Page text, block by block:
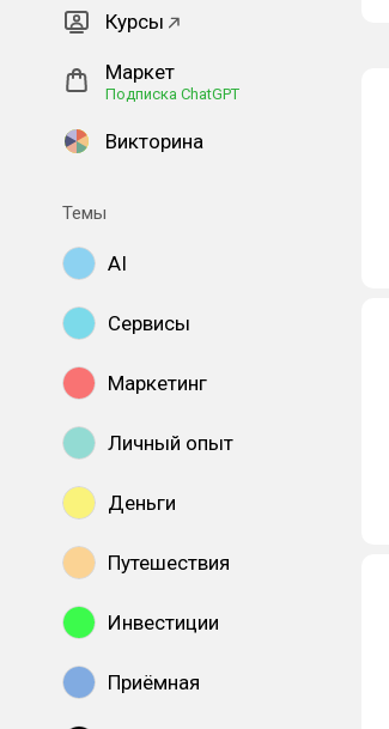
Курсы
Маркет
Подписка ChatGPT
Викторина
Темы
AI
Сервисы
Маркетинг
Личный опыт
Деньги
Путешествия
Инвестиции
Приёмная